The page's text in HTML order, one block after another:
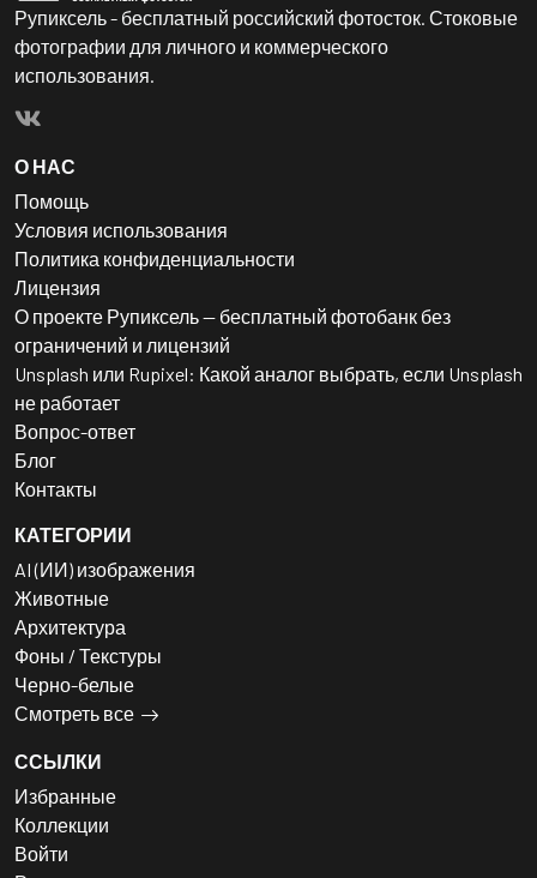
Рупиксель - бесплатный российский фотосток. Стоковые
фотографии для личного и коммерческого
использования.
О НАС
Помощь
Условия использования
Политика конфиденциальности
Лицензия
О проекте Рупиксель — бесплатный фотобанк без
ограничений и лицензий
Unsplash или Rupixel: Какой аналог выбрать, если Unsplash
не работает
Вопрос-ответ
Блог
Контакты
КАТЕГОРИИ
AI (ИИ) изображения
Животные
Архитектура
Фоны / Текстуры
Черно-белые
Смотреть все
ССЫЛКИ
Избранные
Коллекции
Войти